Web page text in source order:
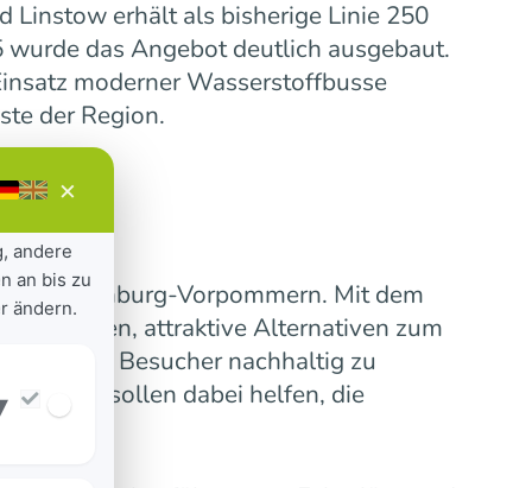
Linstow erhält als bisherige Linie 250
das Angebot deutlich ausgebaut.
moderner Wasserstoffbusse
der Region.
Mecklenburg-Vorpommern. Mit dem
verbinden, attraktive Alternativen zum
und Besucher nachhaltig zu
sollen dabei helfen, die
×
andere
an bis zu
ändern.